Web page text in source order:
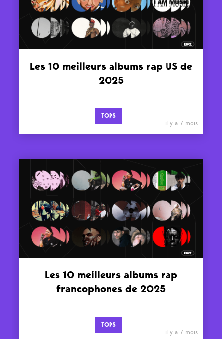
Les 10 meilleurs albums rap US de
2025
TOPS
il y a 7 mois
Les 10 meilleurs albums rap
francophones de 2025
TOPS
il y a 7 mois